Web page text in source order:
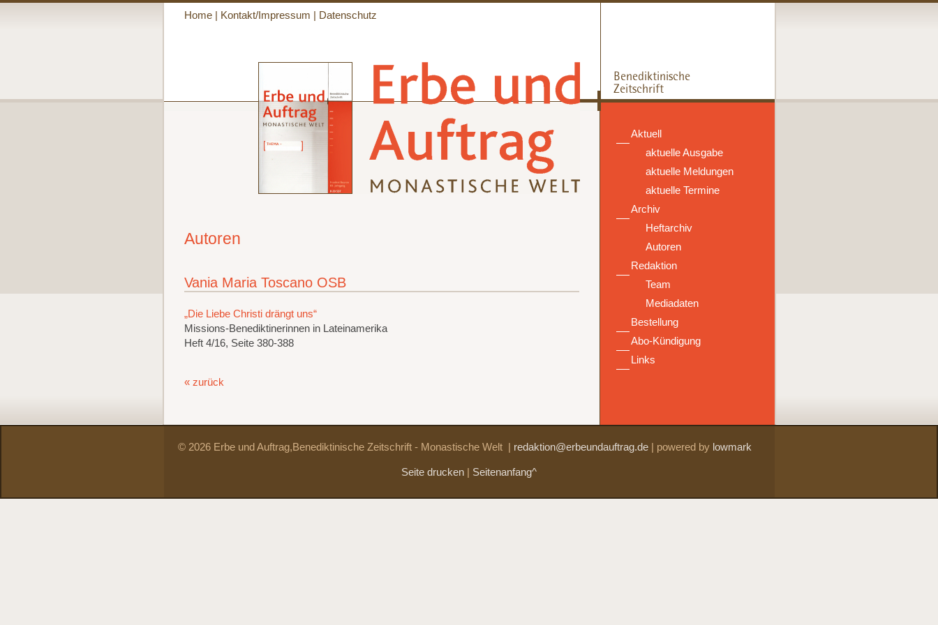
Home| Kontakt/Impressum Datenschutz
Aktuell
aktuelle Ausgabe
aktuelle Meldungen
aktuelle Termine
Archiv
Heftarchiv
Autoren
Redaktion
Team
Mediadaten
Bestellung
Abo-Kündigung
Links
Autoren
Vania Maria Toscano OSB
„Die Liebe Christi drängt uns“
Missions-Benediktinerinnen in Lateinamerika
Heft 4/16, Seite 380-388
« zurück
© 2026 Erbe und Auftrag,Benediktinische Zeitschrift - Monastische Welt redaktion@erbeundauftrag.de| powered by lowmark
Seite drucken Seitenanfang^